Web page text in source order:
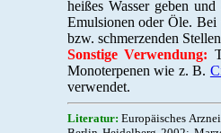
heißes Wasser geben
Emulsionen oder Öle.
bzw. schmerzenden
Sonstige Verwendung:
Monoterpenen wie z. B.
verwendet.
Literatur: Europäisches